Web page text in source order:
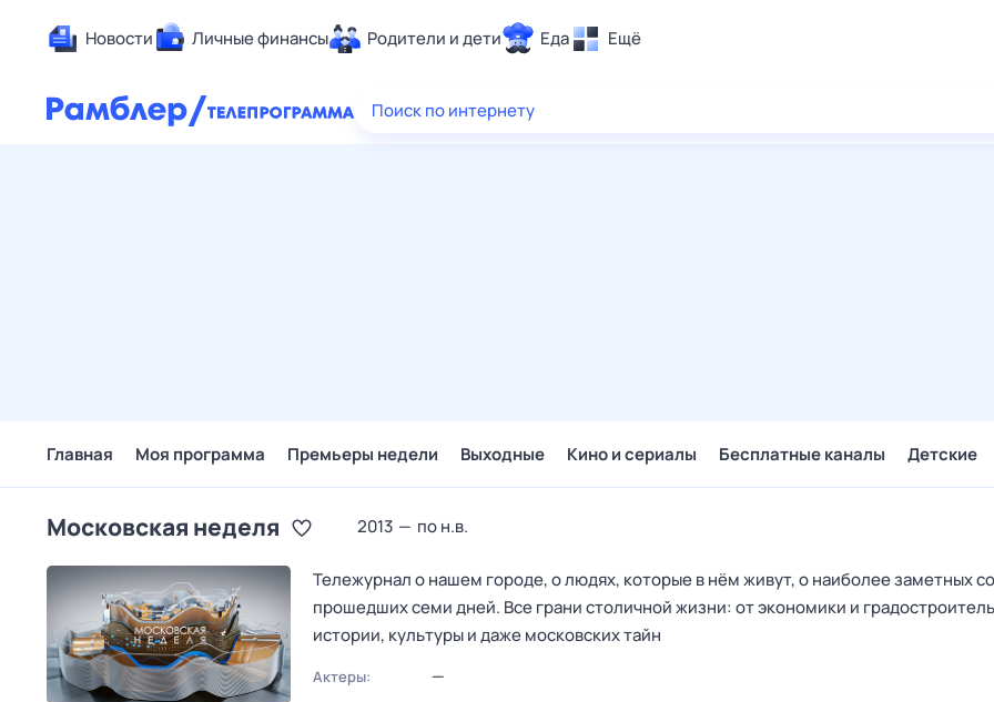
Новости Личные финансы Родители и дети Еда Ещё
Здоровье
Поиск по интернету
Главная Моя программа Премьеры недели Выходные Кино и сериалы Бесплатные каналы Детские
Московская неделя 2013 — по н.в.
Тележурнал о нашем городе, о людях, которые в нём живут, о наиболее заметных
прошедших семи дней. Все грани столичной жизни: от экономики и
истории, культуры и даже московских тайн
Актеры: —